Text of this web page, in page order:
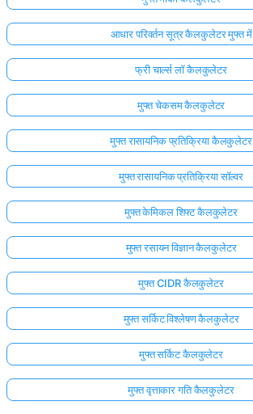
आधार परिवर्तन सूत्र कैलकुलेटर मुफ्त में
फ्री चार्ल्स लॉ कैलकुलेटर
मुफ्त चेकसम कैलकुलेटर
मुफ्त रासायनिक प्रतिक्रिया कैलकुलेटर
मुफ्त रासायनिक प्रतिक्रिया सॉल्वर
मुफ्त केमिकल शिफ्ट कैलकुलेटर
मुफ्त रसायन विज्ञान कैलकुलेटर
मुफ्त CIDR कैलकुलेटर
मुफ्त सर्किट विश्लेषण कैलकुलेटर
मुफ्त सर्किट कैलकुलेटर
मुफ्त वृत्ताकार गति कैलकुलेटर